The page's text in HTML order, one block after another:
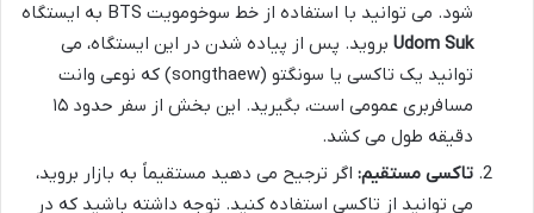
شود. می توانید با استفاده از خط سوخومویت BTS به ایستگاه
Udom Suk بروید. پس از پیاده شدن در این ایستگاه، می
توانید یک تاکسی یا سونگتو (songthaew) که نوعی وانت
مسافربری عمومی است، بگیرید. این بخش از سفر حدود ۱۵
دقیقه طول می کشد.
تاکسی مستقیم: اگر ترجیح می دهید مستقیماً به بازار بروید،
می توانید از تاکسی استفاده کنید. توجه داشته باشید که در